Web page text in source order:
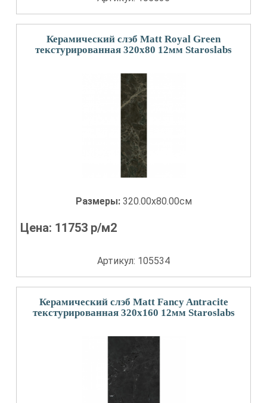
Керамический слэб Matt Royal Green
текстурированная 320x80 12мм Staroslabs
Размеры: 320.00x80.00см
Цена: 11753 р/м2
Артикул: 105534
Керамический слэб Matt Fancy Antracite
текстурированная 320x160 12мм Staroslabs